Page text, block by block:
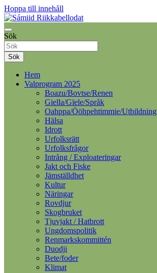
Hoppa till innehåll
Sámiid Riikkabellodat
Samelandspartiet
Sök
Sök
Hem
Valprogram 2025
Boazu/Bovtse/Renen
Giella/Gïele/Språk
Oahppa/Ööhpehtimmie/Utbildning
Hälsa
Idrott
Urfolksrätt
Urfolksfrågor
Intrång / Exploateringar
Jakt och Fiske
Jämställdhet
Kultur
Näringar
Rovdjur
Skogbruket
Tjuvjakt / Hatbrott
Ungdomspolitik
Renmarkskommittén
Duodji
Bete/foder
Klimat